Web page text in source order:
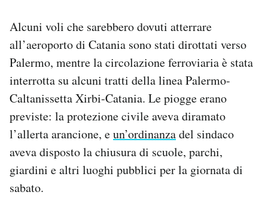
Alcuni voli che sarebbero dovuti atterrare
all’aeroporto di Catania sono stati dirottati verso
Palermo, mentre la circolazione ferroviaria è stata
interrotta su alcuni tratti della linea Palermo-
Caltanissetta Xirbi-Catania. Le piogge erano
previste: la protezione civile aveva diramato
l’allerta arancione, eun’ordinanzadel sindaco
aveva disposto la chiusura di scuole, parchi,
giardini e altri luoghi pubblici per la giornata di
sabato.